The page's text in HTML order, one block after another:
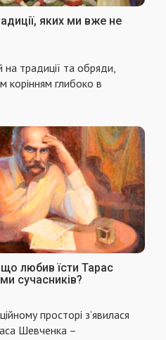
яких ми вже не
традиції та обряди,
корінням глибоко в
любив їсти Тарас
сучасників?
просторі з’явилася
Шевченка –